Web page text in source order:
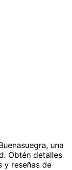
una
Obtén detalles
y reseñas de